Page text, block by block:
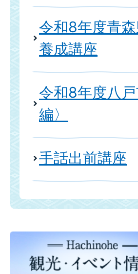
令和8年度青
養成講座
令和8年度八
編〉
手話出前講座